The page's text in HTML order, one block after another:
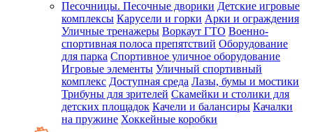
Песочницы. Песочные дворики Детские игровые
комплексы Карусели и горки Арки и ограждения
Уличные тренажеры Воркаут ГТО Военно-
спортивная полоса препятствий Оборудование
для парка Спортивное уличное оборудование
Игровые элементы Уличный спортивный
комплекс Доступная среда Лазы, бумы и мостики
Трибуны для зрителей Скамейки и столики для
детских площадок Качели и балансиры Качалки
на пружине Хоккейные коробки